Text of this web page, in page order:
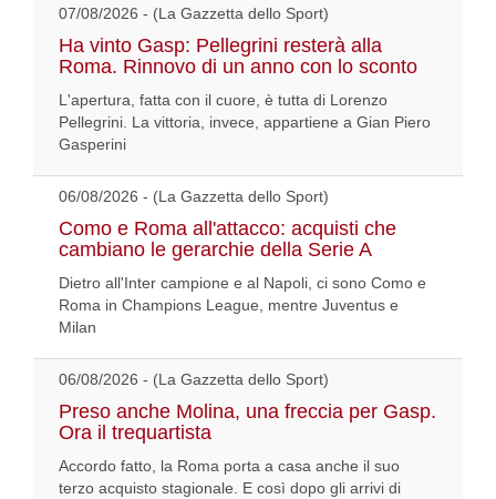
07/08/2026 - (La Gazzetta dello Sport)
Ha vinto Gasp: Pellegrini resterà alla
Roma. Rinnovo di un anno con lo sconto
L'apertura, fatta con il cuore, è tutta di Lorenzo
Pellegrini. La vittoria, invece, appartiene a Gian Piero
Gasperini
06/08/2026 - (La Gazzetta dello Sport)
Como e Roma all'attacco: acquisti che
cambiano le gerarchie della Serie A
Dietro all'Inter campione e al Napoli, ci sono Como e
Roma in Champions League, mentre Juventus e
Milan
06/08/2026 - (La Gazzetta dello Sport)
Preso anche Molina, una freccia per Gasp.
Ora il trequartista
Accordo fatto, la Roma porta a casa anche il suo
terzo acquisto stagionale. E così dopo gli arrivi di